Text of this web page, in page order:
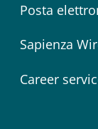
Posta
Sapienza
Career